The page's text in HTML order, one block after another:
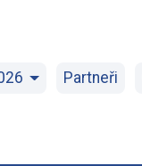
Partneři